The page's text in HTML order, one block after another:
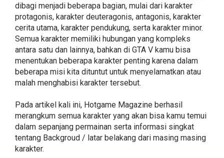
dibagi menjadi beberapa bagian, mulai dari karakter
protagonis, karakter deuteragonis, antagonis, karakter
cerita utama, karakter pendukung, serta karakter minor.
Semua karakter memiliki hubungan yang kompleks
antara satu dan lainnya, bahkan di GTA V kamu bisa
menentukan beberapa karakter penting karena dalam
beberapa misi kita dituntut untuk menyelamatkan atau
malah menghabisi karakter tersebut.
Pada artikel kali ini, Hotgame Magazine berhasil
merangkum semua karakter yang akan bisa kamu temui
dalam sepanjang permainan serta informasi singkat
tentang Backgroud / latar belakang dari masing masing
karakter.